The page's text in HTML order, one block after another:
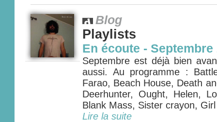
Blog
Playlists
En écoute - Septembre
Septembre est déjà bien
aussi. Au programme :
Farao, Beach House, Death
Deerhunter, Ought, Helen,
Blank Mass, Sister crayon,
Lire la suite